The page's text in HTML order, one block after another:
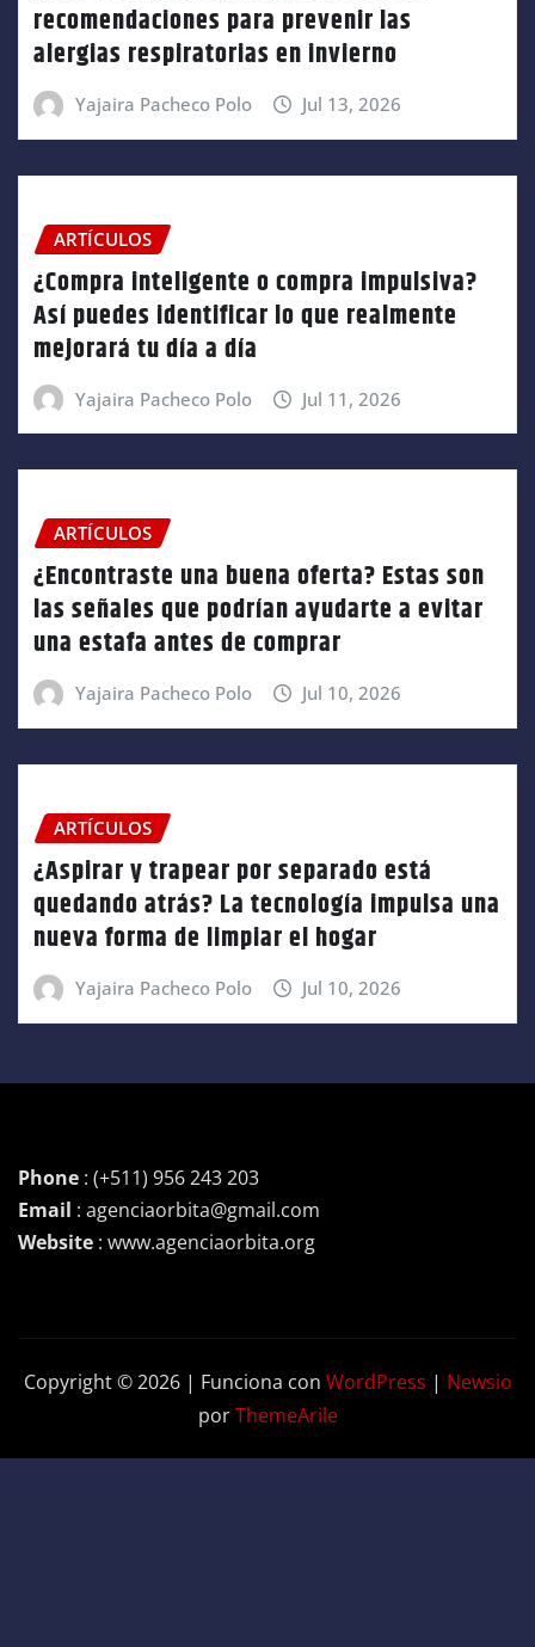
recomendaciones para prevenir las
alergias respiratorias en invierno
Yajaira Pacheco Polo Jul 13, 2026
ARTÍCULOS
¿Compra inteligente o compra impulsiva?
Así puedes identificar lo que realmente
mejorará tu día a día
Yajaira Pacheco Polo Jul 11, 2026
ARTÍCULOS
¿Encontraste una buena oferta? Estas son
las señales que podrían ayudarte a evitar
una estafa antes de comprar
Yajaira Pacheco Polo Jul 10, 2026
ARTÍCULOS
¿Aspirar y trapear por separado está
quedando atrás? La tecnología impulsa una
nueva forma de limpiar el hogar
Yajaira Pacheco Polo Jul 10, 2026
Phone : (+511) 956 243 203
Email : agenciaorbita@gmail.com
Website : www.agenciaorbita.org
Copyright © 2026 | Funciona con WordPress | Newsio
porThemeArile